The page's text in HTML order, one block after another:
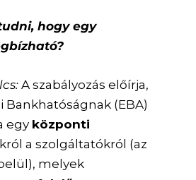
hogy egy
A szabályozás előírja,
Bankhatóságnak (EBA)
egy központi
a szolgáltatókról (az
melyek